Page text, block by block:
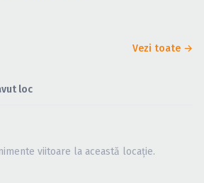
Vezi toate →
loc
viitoare la această locație.